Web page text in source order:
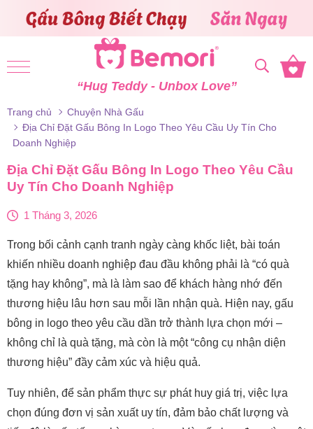
Skip to content
“Hug Teddy - Unbox Love”
Trang chủ
Chuyện Nhà Gấu
Địa Chỉ Đặt Gấu Bông In Logo Theo Yêu Cầu Uy Tín Cho
Doanh Nghiệp
Địa Chỉ Đặt Gấu Bông In Logo Theo Yêu Cầu
Uy Tín Cho Doanh Nghiệp
1 Tháng 3, 2026
Trong bối cảnh cạnh tranh ngày càng khốc liệt, bài toán
khiến nhiều doanh nghiệp đau đầu không phải là “có quà
tặng hay không”, mà là làm sao để khách hàng nhớ đến
thương hiệu lâu hơn sau mỗi lần nhận quà. Hiện nay, gấu
bông in logo theo yêu cầu dần trở thành lựa chọn mới –
không chỉ là quà tặng, mà còn là một “công cụ nhận diện
thương hiệu” đầy cảm xúc và hiệu quả.
Tuy nhiên, để sản phẩm thực sự phát huy giá trị, việc lựa
chọn đúng đơn vị sản xuất uy tín, đảm bảo chất lượng và